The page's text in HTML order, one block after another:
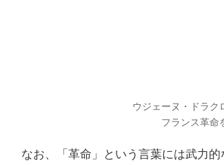
ウジェーヌ・ドラク
フランス革命
なお、「革命」という言葉には武力